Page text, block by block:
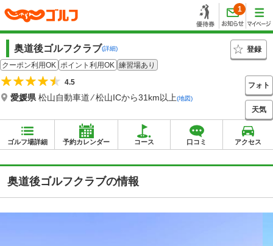
1
奥道後ゴルフクラブ(詳細)
登録
クーポン利用OK ポイント利用OK 練習場あり
4.5
愛媛県 松山自動車道 ⁄ 松山ICから31km以上(地図)
フォト
天気
ゴルフ場詳細 予約カレンダー コース 口コミ アクセス
奥道後ゴルフクラブの情報